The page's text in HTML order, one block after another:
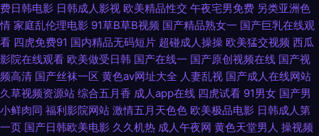
五月天激情性爱 亚洲成人黄色在线网站 色情仓库 国产影院在线观看 91看片
成人免费在线 色婷婷五月影音先锋 欧美性极品伪娘 91支持视频免费观看 日
韩成人黄色网址 婷婷超碰 久久97 91九色性爱 日韩色情 av怡红院 影音先锋
日韩资源网 欧美日韩黄色一区二 海角在线成人 91美女内射网站 欧美精品7
费日韩电影 日韩成人影视 欧美精品性交 午夜宅男免费 另类亚洲色
情 家庭乱伦理电影 91草B草B视频 国产精品熟女一 国产巨乳在线观
看 四虎免费91 国内精品无码短片 超碰成人操操 欧美猛交视频 西瓜
影院在线观看 欧美做受日韩 国产在线一 国产原创视频在线 国产视
频高清 国产丝袜一区 黄色av网址大全 人妻乱视 国产成人在线网站
久草视频资源站 综合五月香 成人app在线 四虎试看 91男女 国产男
小鲜肉同 福利影院网站 激情五月天色色 欧美极品电影 日韩成人第
一页 国产日韩欧美电影 久久机热 成人午夜网 黄色天堂男人 操视频